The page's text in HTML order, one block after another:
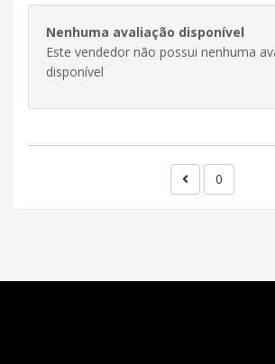
Nenhuma avaliação disponível
Este vendedor não possui nenhuma
disponível
0